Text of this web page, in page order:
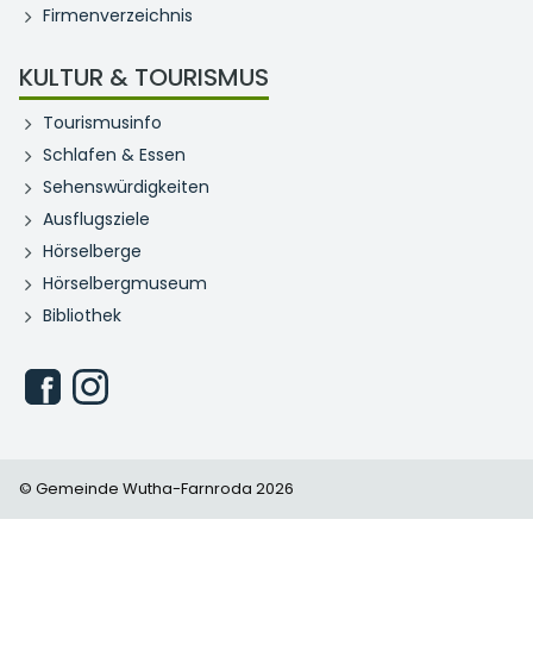
Firmenverzeichnis
KULTUR & TOURISMUS
Tourismusinfo
Schlafen & Essen
Sehenswürdigkeiten
Ausflugsziele
Hörselberge
Hörselbergmuseum
Bibliothek
© Gemeinde Wutha-Farnroda 2026